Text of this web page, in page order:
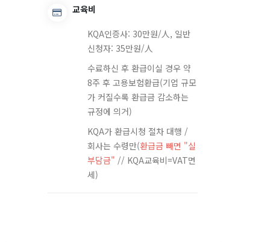
교육비
KQA인증사: 30만원/人, 일반
신청자: 35만원/人
수료하신 후 환급이실 경우 약
8주 후 고용보험환급(기업 규모
가 커질수록 환급금 감소하는
규정에 의거)
KQA가 환급시청 절차 대행 /
회사는 수령만(환급금 빼면 "실
부담금" // KQA교육비=VAT면
세)